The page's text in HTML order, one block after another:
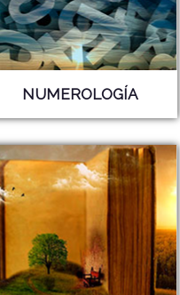
NUMEROLOGÍA